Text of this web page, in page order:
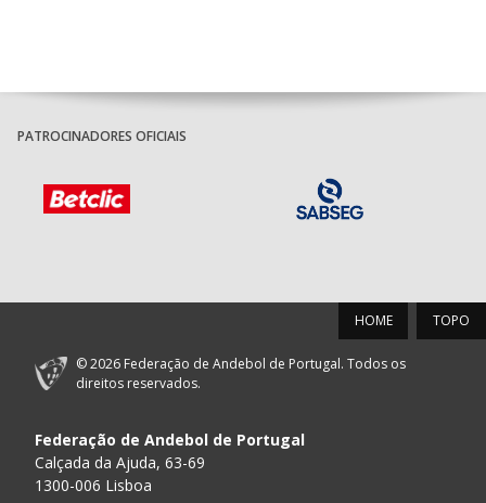
PATROCINADORES OFICIAIS
TOPO
HOME
© 2026 Federação de Andebol de Portugal. Todos os
direitos reservados.
Federação de Andebol de Portugal
Calçada da Ajuda, 63-69
1300-006 Lisboa